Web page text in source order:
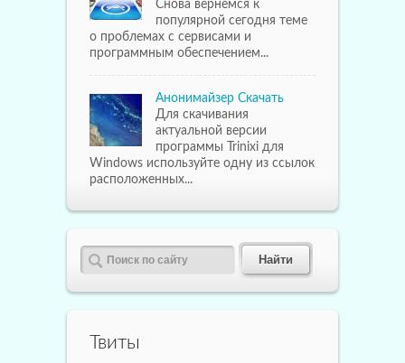
Снова вернемся к
популярной сегодня теме
о проблемах с сервисами и
программным обеспечением...
Анонимайзер Скачать
Для скачивания
актуальной версии
программы Trinixi для
Windows используйте одну из ссылок
расположенных...
Твиты